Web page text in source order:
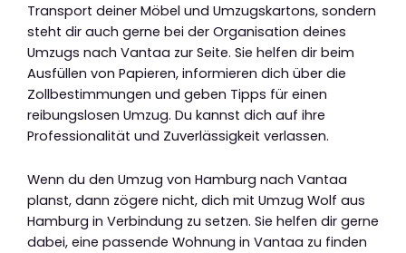
Transport deiner Möbel und Umzugskartons, sondern
steht dir auch gerne bei der Organisation deines
Umzugs nach Vantaa zur Seite. Sie helfen dir beim
Ausfüllen von Papieren, informieren dich über die
Zollbestimmungen und geben Tipps für einen
reibungslosen Umzug. Du kannst dich auf ihre
Professionalität und Zuverlässigkeit verlassen.
Wenn du den Umzug von Hamburg nach Vantaa
planst, dann zögere nicht, dich mit Umzug Wolf aus
Hamburg in Verbindung zu setzen. Sie helfen dir gerne
dabei, eine passende Wohnung in Vantaa zu finden